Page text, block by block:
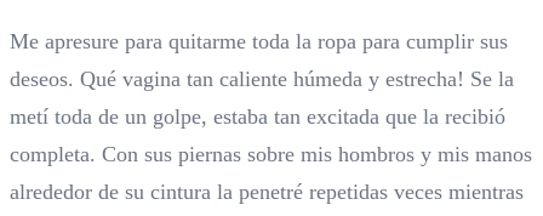
Me apresure para quitarme toda la ropa para cumplir sus
deseos. Qué vagina tan caliente húmeda y estrecha! Se la
metí toda de un golpe, estaba tan excitada que la recibió
completa. Con sus piernas sobre mis hombros y mis manos
alrededor de su cintura la penetré repetidas veces mientras